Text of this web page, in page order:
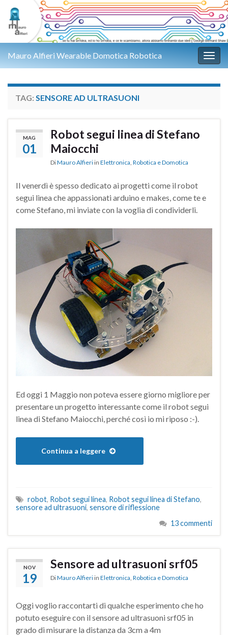
Mauro Alfieri Wearable Domotica Robotica
TAG: SENSORE AD ULTRASUONI
MAG
01
Robot segui linea di Stefano
Maiocchi
DiMauro Alfieri in Elettronica, Robotica e Domotica
Il venerdì è spesso dedicato ai progetti come il robot
segui linea che appassionati arduino e makes, come te e
come Stefano, mi inviate con la voglia di condividerli.
Ed oggi 1 Maggio non poteva essere giorno migliore per
presentare un progetto interessante come il robot segui
linea di Stefano Maiocchi, perché così io mi riposo :-).
Continua a leggere
robot, Robot segui linea, Robot segui linea di Stefano,
sensore ad ultrasuoni, sensore di riflessione
13 commenti
NOV
19
Sensore ad ultrasuoni srf05
DiMauro Alfieri in Elettronica Robotica e Domotica
Oggi voglio raccontarti di qualche esperimento che ho
potuto eseguire con il sensore ad ultrasuoni srf05 in
grado di misurare la distanza da 3cm a 4m